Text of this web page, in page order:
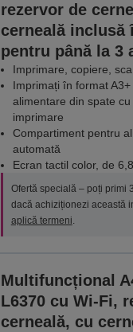
rezervor de
cerneală inclusă
pentru până la 3
Imprimare, copiere,
Imprimați în format
alimentare din spate cu
imprimare
Compartiment pentru
automată
Ecran tactil color, de
Ofertă specială – poți primi
dacă achiziționezi această
aplică termeni.
Multifuncțional
L6370 cu Wi-Fi,
cerneală, cu